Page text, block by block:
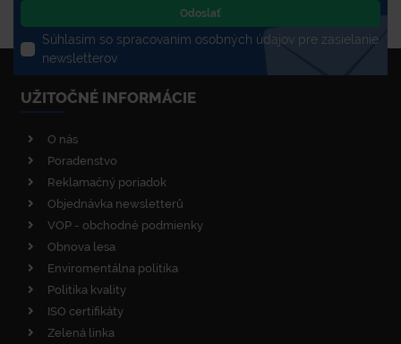
Odoslať
Súhlasím so spracovaním osobných údajov pre zasielanie
newsletterov
UŽITOČNÉ INFORMÁCIE
O nás
Poradenstvo
Reklamačný poriadok
Objednávka newsletterů
VOP - obchodné podmienky
Obnova lesa
Enviromentálna politika
Politika kvality
ISO certifikáty
Zelená linka